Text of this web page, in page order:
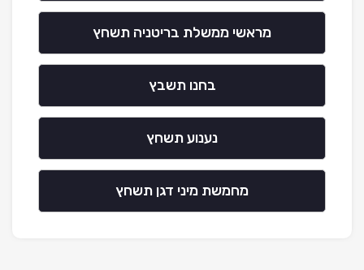
מראשי ממשלת בריטניה תשחץ
בחנו תשבץ
נענוע תשחץ
מחמשת מיני דגן תשחץ